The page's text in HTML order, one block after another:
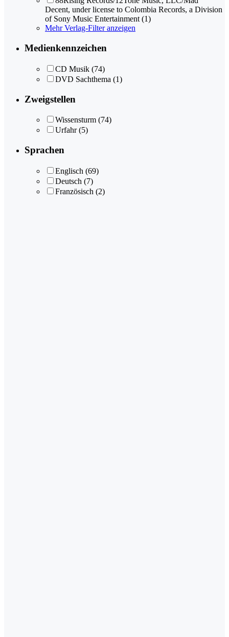
Decent, under license to Colombia Records, a Division
of Sony Music Entertainment (1)
Mehr Verlag-Filter anzeigen
Medienkennzeichen
CD Musik (74)
DVD Sachthema (1)
Zweigstellen
Wissensturm (74)
Urfahr (5)
Sprachen
Englisch (69)
Deutsch (7)
Französisch (2)